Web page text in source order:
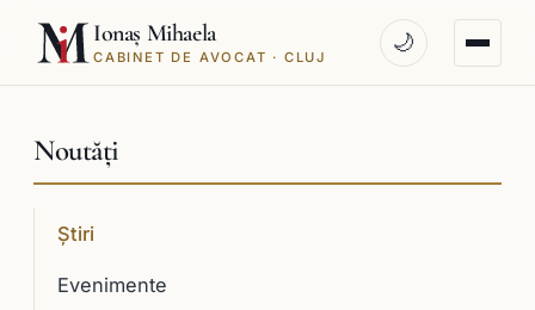
Ionaș Mihaela
CABINET DE AVOCAT · CLUJ
🌙
Noutăți
Știri
Evenimente